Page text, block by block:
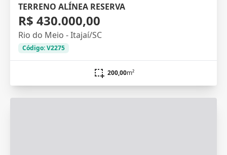
TERRENO ALÍNEA RESERVA
R$ 430.000,00
Rio do Meio - Itajaí/SC
Código: V2275
200,00m²